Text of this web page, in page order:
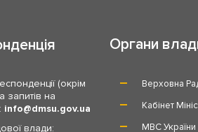
(окрім
запитів на
info
dmsu.gov.ua
влади:
Органи
Верховна
Кабінет
МВС України